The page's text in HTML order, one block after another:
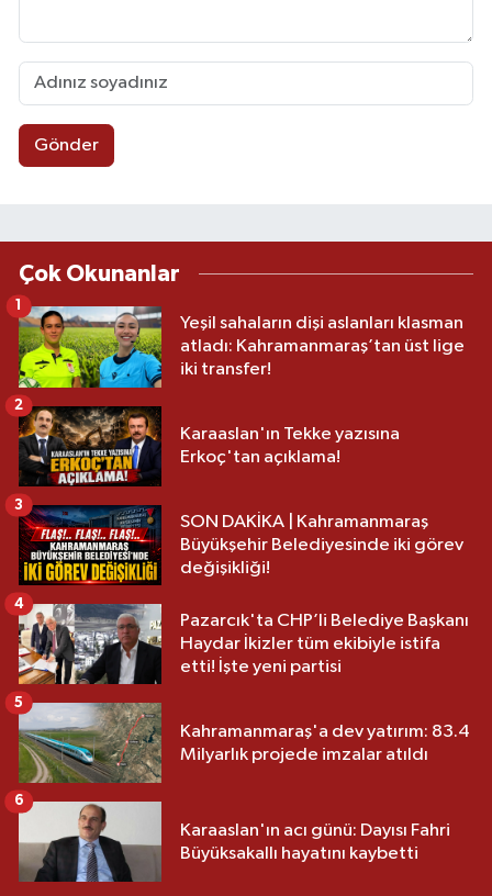
Gönder
Çok Okunanlar
Yeşil sahaların dişi aslanları klasman
atladı: Kahramanmaraş’tan üst lige
iki transfer!
Karaaslan'ın Tekke yazısına
Erkoç'tan açıklama!
2
SON DAKİKA | Kahramanmaraş
Büyükşehir Belediyesinde iki görev
değişikliği!
3
Pazarcık'ta CHP’li Belediye Başkanı
Haydar İkizler tüm ekibiyle istifa
etti! İşte yeni partisi
4
Kahramanmaraş'a dev yatırım: 83.4
Milyarlık projede imzalar atıldı
5
Karaaslan'ın acı günü: Dayısı Fahri
Büyüksakallı hayatını kaybetti
6